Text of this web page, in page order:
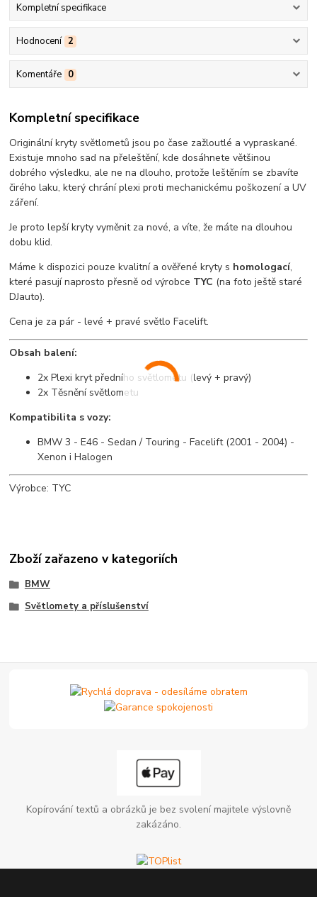
Kompletní specifikace
Hodnocení 2
Komentáře 0
Kompletní specifikace
Originální kryty světlometů jsou po čase zažloutlé a vypraskané.
Existuje mnoho sad na přeleštění, kde dosáhnete většinou
dobrého výsledku, ale ne na dlouho, protože leštěním se zbavíte
čirého laku, který chrání plexi proti mechanickému poškození a UV
záření.
Je proto lepší kryty vyměnit za nové, a víte, že máte na dlouhou
dobu klid.
Máme k dispozici pouze kvalitní a ověřené kryty s homologací,
které pasují naprosto přesně od výrobce TYC (na foto ještě staré
DJauto).
Cena je za pár - levé + pravé světlo Facelift.
Obsah balení:
2x Plexi kryt předního světlometu (levý + pravý)
2x Těsnění světlometu
Kompatibilita s vozy:
BMW 3 - E46 - Sedan / Touring - Facelift (2001 - 2004) -
Xenon i Halogen
Výrobce: TYC
Zboží zařazeno v kategoriích
BMW
Světlomety a příslušenství
Kopírování textů a obrázků je bez svolení majitele výslovně
zakázáno.